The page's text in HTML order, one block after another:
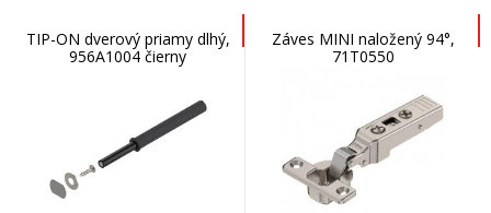
TIP-ON dverový priamy dlhý,
956A1004 čierny
Záves MINI naložený 94°,
71T0550